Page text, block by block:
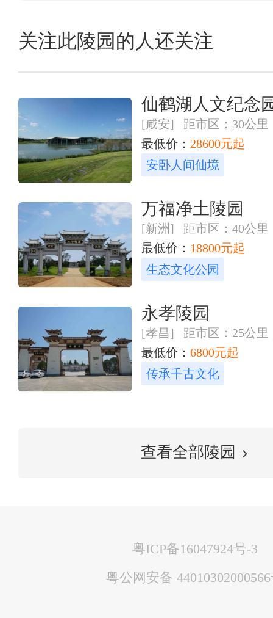
关注此陵园的人还关注
仙鹤湖人文纪念
[咸安] 距市区：30公里
最低价： 28600元起
安卧人间仙境
万福净土陵园
[新洲] 距市区：40公里
最低价： 18800元起
生态文化公园
永孝陵园
[孝昌] 距市区：25公里
最低价： 6800元起
传承千古文化
查看全部陵园
粤ICP备16047924号-3
粤公网安备